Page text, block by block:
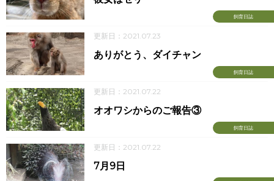
飼育日誌
更新日：2021.07.23
飼育日誌
ありがとう、ダイチャン
更新日：2021.07.22
飼育日誌
オオワシからのご報告③
更新日：2021.07.22
7月9日